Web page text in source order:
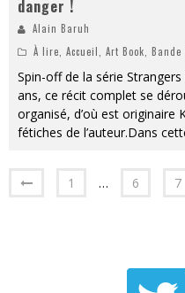
danger !
Alain Baruh
À lire, Accueil, Art Book, Bande
Spin-off de la série
ans, ce récit complet se
organisé, d’où est originaire
fétiches de l’auteur.Dans
1 … 6 7